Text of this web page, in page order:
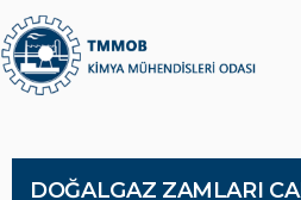
DOĞALGAZ ZAMLARI